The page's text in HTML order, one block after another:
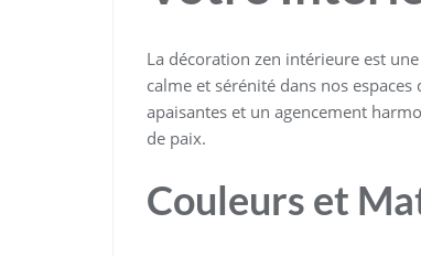
La décoration zen intérieure est
calme et sérénité dans nos
apaisantes et un agencement
de paix.
Couleurs et